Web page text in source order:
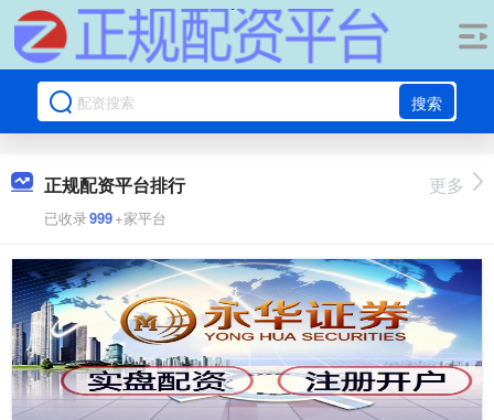
搜索
正规配资平台排行
已收录999+家平台
更多